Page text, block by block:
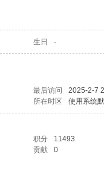
生日 -
最后访问
2025-2-7
所在时区 使用系统
积分
11493
贡献 0